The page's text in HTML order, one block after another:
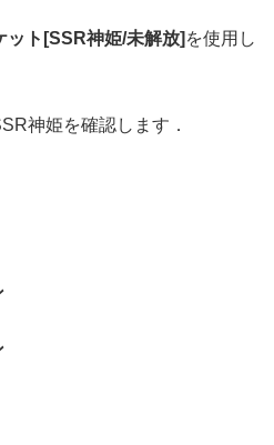
ット[SSR神姫/未解放] を使用し
神姫を確認します．